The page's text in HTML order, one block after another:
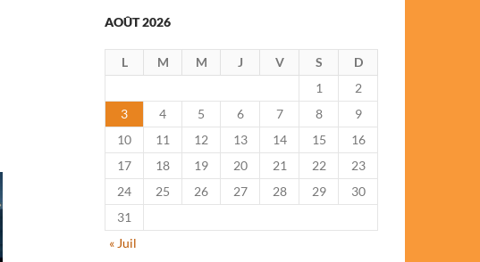
AOÛT 2026
L M M J V S
D
1
2
3
4 5 6 7 8
9
10
11 12 13 14 15
16
17
18 19 20 21 22
23
24
25 26 27 28 29
30
31
« Juil